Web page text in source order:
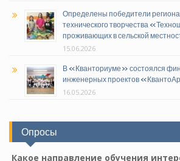
Определены победители
технического творчества
проживающих в сельской
15.06.2026
В «Кванториуме» состоялся
инженерных проектов
16.05.2026
Опросы
Какое направление обучения